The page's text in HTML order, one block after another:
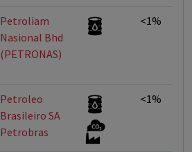
Petroliam
Nasional Bhd
(PETRONAS)
<1%
Petroleo
Brasileiro SA 
Petrobras
<1%